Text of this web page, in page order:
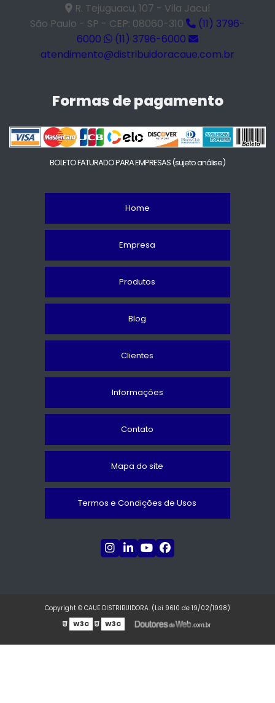
R. Tejuguacu, 107 - Vila Jacuí
São Paulo - SP - CEP: 08060-310
(11) 3796-
6000
(11) 3796-6000
atendimento@distribuidoracaue.com.br
Formas de pagamento
BOLETO FATURADO PARA EMPRESAS(sujeto análise)
Home
Empresa
Produtos
Blog
Clientes
Informações
Contato
Mapa do site
Termos e Condições de Usos
Copyright © CAUE DISTRIBUIDORA. (Lei 9610 de 19/02/1998)
W3C
W3C